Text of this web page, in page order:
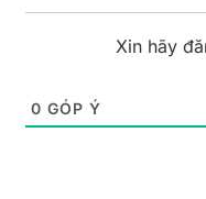
Xin hãy
0 GÓP Ý